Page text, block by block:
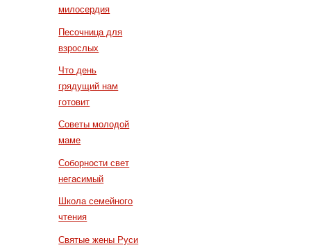
милосердия
Песочница для
взрослых
Что день
грядущий нам
готовит
Советы молодой
маме
Соборности свет
негасимый
Школа семейного
чтения
Святые жены Руси